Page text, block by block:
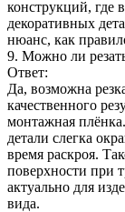
конструкций, где
декоративных
нюанс, как
9. Можно ли
Ответ:
Да, возможна
качественного
монтажная
детали слегка
время раскроя.
поверхности при
актуально для
вида.